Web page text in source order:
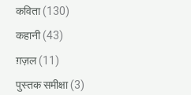
कविता(130)
कहानी(43)
ग़ज़ल(11)
पुस्तक समीक्षा(3)